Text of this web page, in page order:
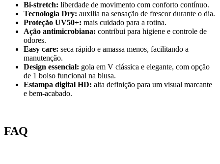
Bi-stretch: liberdade de movimento com conforto contínuo.
Tecnologia Dry: auxilia na sensação de frescor durante o dia.
Proteção UV50+: mais cuidado para a rotina.
Ação antimicrobiana: contribui para higiene e controle de
odores.
Easy care: seca rápido e amassa menos, facilitando a
manutenção.
Design essencial: gola em V clássica e elegante, com opção
de 1 bolso funcional na blusa.
Estampa digital HD: alta definição para um visual marcante
e bem-acabado.
FAQ